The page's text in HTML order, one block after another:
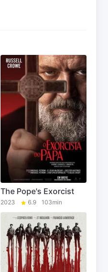
The Pope's Exorcist
2023 6.9 103min